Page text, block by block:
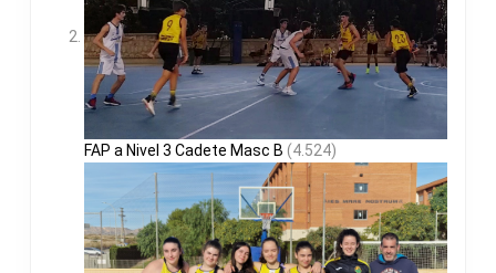
FAP a Nivel 3 Cadete Masc B (4.524)